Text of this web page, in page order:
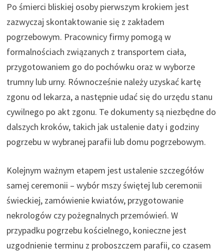
Po śmierci bliskiej osoby pierwszym krokiem jest
zazwyczaj skontaktowanie się z zakładem
pogrzebowym. Pracownicy firmy pomogą w
formalnościach związanych z transportem ciała,
przygotowaniem go do pochówku oraz w wyborze
trumny lub urny. Równocześnie należy uzyskać kartę
zgonu od lekarza, a następnie udać się do urzędu stanu
cywilnego po akt zgonu. Te dokumenty są niezbędne do
dalszych kroków, takich jak ustalenie daty i godziny
pogrzebu w wybranej parafii lub domu pogrzebowym.
Kolejnym ważnym etapem jest ustalenie szczegółów
samej ceremonii – wybór mszy świętej lub ceremonii
świeckiej, zamówienie kwiatów, przygotowanie
nekrologów czy pożegnalnych przemówień. W
przypadku pogrzebu kościelnego, konieczne jest
uzgodnienie terminu z proboszczem parafii, co czasem